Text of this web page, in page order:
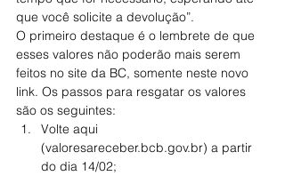
que você solicite a devolução”.
O primeiro destaque é o lembrete de que
esses valores não poderão mais serem
feitos no site da BC, somente neste novo
link. Os passos para resgatar os valores
são os seguintes:
Volte aqui
(valoresareceber.bcb.gov.br) a partir
do dia 14/02;